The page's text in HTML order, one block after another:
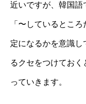
近いですが、韓国語
「〜しているとこ
定になるかを意識し
るクセをつけてお
っていきます。